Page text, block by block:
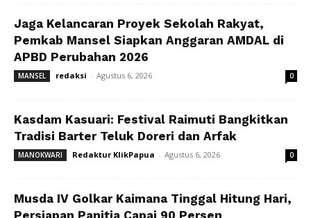
Jaga Kelancaran Proyek Sekolah Rakyat,
Pemkab Mansel Siapkan Anggaran AMDAL di
APBD Perubahan 2026
MANSEL redaksi - Agustus 6, 2026 0
Kasdam Kasuari: Festival Raimuti Bangkitkan
Tradisi Barter Teluk Doreri dan Arfak
MANOKWARI Redaktur KlikPapua - Agustus 6, 2026 0
Musda IV Golkar Kaimana Tinggal Hitung Hari,
Persiapan Panitia Capai 90 Persen